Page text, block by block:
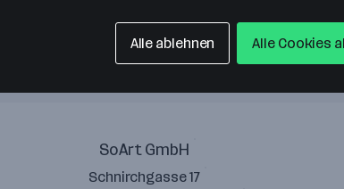
Zustimmung geben
SoArt GmbH
Schnirchgasse 17
Alle ablehnen Alle Cookies